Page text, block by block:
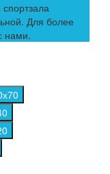
Для более
нами.